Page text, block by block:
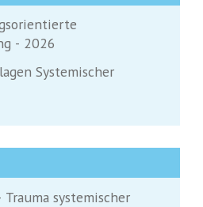
- 2026
Systemischer
systemischer